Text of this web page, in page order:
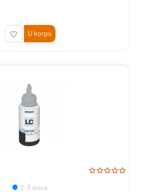
U korpu
2-3 dana